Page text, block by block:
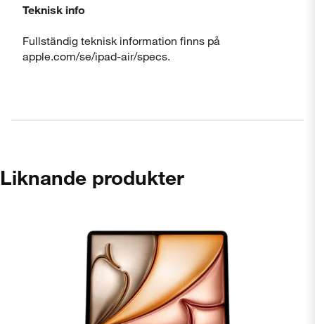
Teknisk info
Fullständig teknisk information finns på
apple.com/se/ipad-air/specs.
Liknande produkter